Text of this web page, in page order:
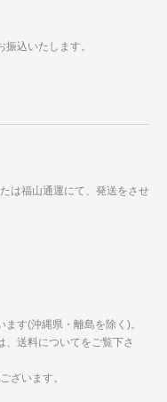
込いたします。
は福山通運にて、発送をさせ
す(沖縄県・離島を除く)。
、送料についてをご覧下さ
ざいます。